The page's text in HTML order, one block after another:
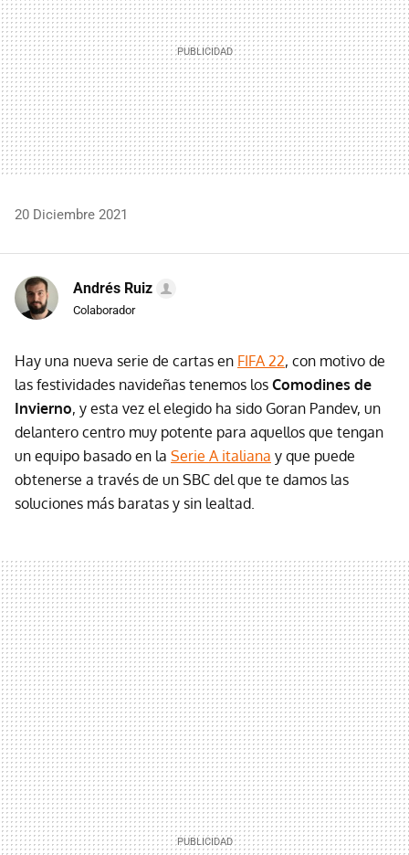
20 Diciembre 2021
Andrés Ruiz
Colaborador
Hay una nueva serie de cartas en FIFA 22, con motivo de
las festividades navideñas tenemos los Comodines de
Invierno, y esta vez el elegido ha sido Goran Pandev, un
delantero centro muy potente para aquellos que tengan
un equipo basado en la Serie A italiana y que puede
obtenerse a través de un SBC del que te damos las
soluciones más baratas y sin lealtad.